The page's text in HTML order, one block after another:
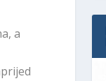
a